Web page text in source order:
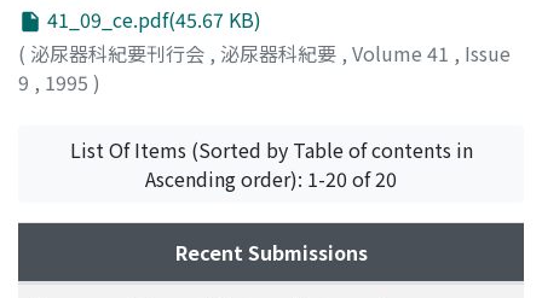
41_09_ce.pdf(45.67 KB)
( 泌尿器科紀要刊行会 , 泌尿器科紀要 , Volume 41 , Issue
9 , 1995 )
List Of Items (Sorted by Table of contents in
Ascending order): 1-20 of 20
Recent Submissions